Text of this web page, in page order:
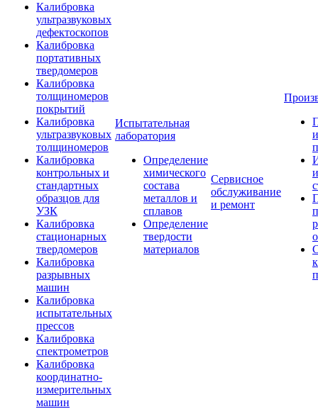
Калибровка
ультразвуковых
дефектоскопов
Калибровка
портативных
твердомеров
Калибровка
толщиномеров
покрытий
Калибровка
ультразвуковых
толщиномеров
Калибровка
контрольных и
стандартных
образцов для
УЗК
Калибровка
стационарных
твердомеров
Калибровка
разрывных
машин
Калибровка
испытательных
прессов
Калибровка
спектрометров
Калибровка
координатно-
измерительных
машин
Испытательная
лаборатория
Определение
химического
состава
металлов и
сплавов
Определение
твердости
материалов
Сервисное
обслуживание
и ремонт